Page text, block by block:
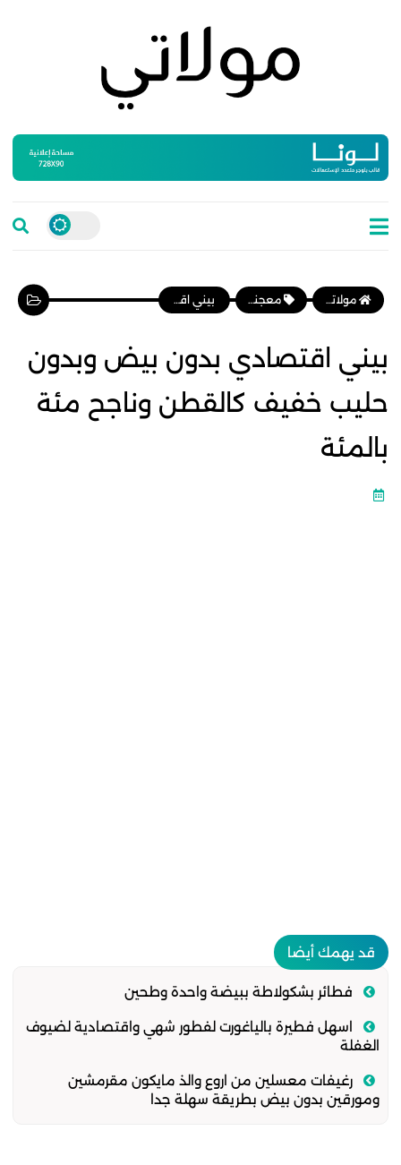
مولاتي موقع نسائي مغربي يهتم بالمرأة المغربية، وأخبار الأسرة و المجتمع معجنات وفطائر بيني اقتصادي بدون بيض وبدون حليب خفيف كالقطن وناجح مئة بالمئة
بيني اقتصادي بدون بيض وبدون
حليب خفيف كالقطن وناجح مئة
بالمئة
قد يهمك أيضا
فطائر بشكولاطة ببيضة واحدة وطحين
اسهل فطيرة بالياغورت لفطور شهي واقتصادية لضيوف
الغفلة
رغيفات معسلين من اروع والذ مايكون مقرمشين
ومورقين بدون بيض بطريقة سهلة جدا